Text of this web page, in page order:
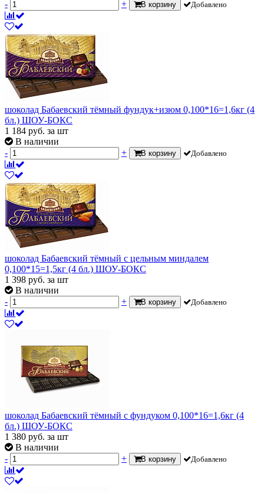
-
+ В корзину Добавлено
шоколад Бабаевский тёмный фундук+изюм 0,100*16=1,6кг (4
бл.) ШОУ-БОКС
1 184 руб. за шт
В наличии
-
+ В корзину Добавлено
шоколад Бабаевский тёмный с цельным миндалем
0,100*15=1,5кг (4 бл.) ШОУ-БОКС
1 398 руб. за шт
В наличии
-
+ В корзину Добавлено
шоколад Бабаевский тёмный с фундуком 0,100*16=1,6кг (4
бл.) ШОУ-БОКС
1 380 руб. за шт
В наличии
-
+ В корзину Добавлено